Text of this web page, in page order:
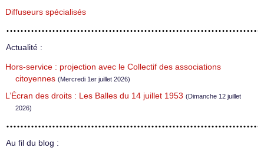
Diffuseurs spécialisés
Actualité :
Hors-service : projection avec le Collectif des associations
citoyennes (Mercredi 1er juillet 2026)
L’Écran des droits : Les Balles du 14 juillet 1953 (Dimanche 12 juillet
2026)
Au fil du blog :